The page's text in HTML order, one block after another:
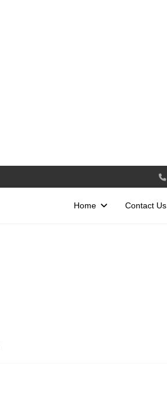
Home Contact Us